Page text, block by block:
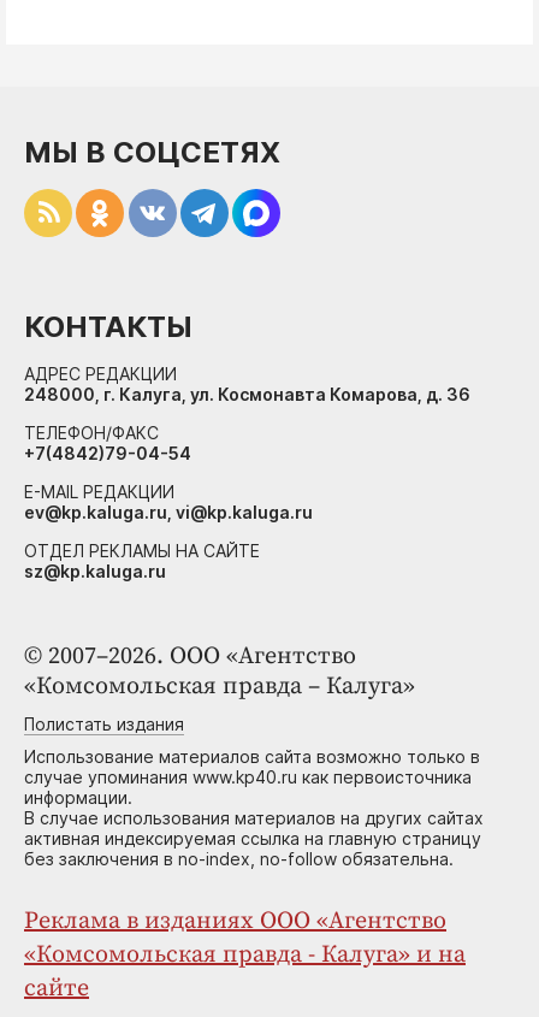
© 2007–2026. ООО «Агентство
«Комсомольская правда – Калуга»
Полистать издания
Использование материалов сайта возможно только в
случае упоминания www.kp40.ru как первоисточника
информации.
В случае использования материалов на других сайтах
активная индексируемая ссылка на главную страницу
без заключения в no-index, no-follow обязательна.
Реклама в изданиях ООО «Агентство
«Комсомольская правда - Калуга» и на
сайте
МЫ В СОЦСЕТЯХ
КОНТАКТЫ
АДРЕС РЕДАКЦИИ
248000, г. Калуга, ул. Космонавта Комарова, д. 36
ТЕЛЕФОН/ФАКС
+7(4842)79-04-54
E-MAIL РЕДАКЦИИ
ev@kp.kaluga.ru, vi@kp.kaluga.ru
ОТДЕЛ РЕКЛАМЫ НА САЙТЕ
sz@kp.kaluga.ru